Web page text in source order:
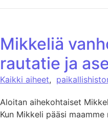
Mikkeliä
rautatie ja
Kaikki aiheet,
Aloitan aihekohtaiset
Kun Mikkeli pääsi